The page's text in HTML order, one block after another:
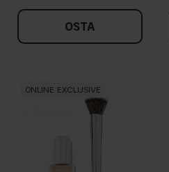
OSTA
ONLINE EXCLUSIVE